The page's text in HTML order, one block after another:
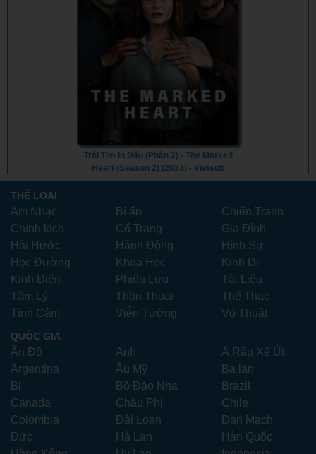
Trái Tim In Dấu (Phần 2) - The Marked
Heart (Season 2) (2023) - Vietsub
THỂ LOẠI
Âm Nhạc Bí ẩn
Chiến Tranh
Chính kịch
Cổ Trang
Gia Đình
Hài Hước
Hành Động
Hình Sự
Học Đường
Khoa Học
Kinh Dị
Kinh Điển
Phiêu Lưu
Tài Liệu
Tâm Lý
Thần Thoại
Thể Thao
Tình Cảm
Viễn Tưởng Võ Thuật
QUỐC GIA
Ấn Độ Anh
Ả Rập Xê Út
Argentina
Âu Mỹ
Ba lan
Bỉ
Bồ Đào Nha
Brazil
Canada
Châu Phi
Chile
Colombia
Đài Loan
Đan Mạch
Đức
Hà Lan
Hàn Quốc